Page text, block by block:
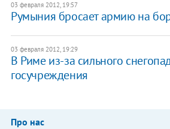
03 февраля 2012, 19:57
​Румыния бросает армию на
03 февраля 2012, 19:29
В Риме из-за сильного
госучреждения
Про нас